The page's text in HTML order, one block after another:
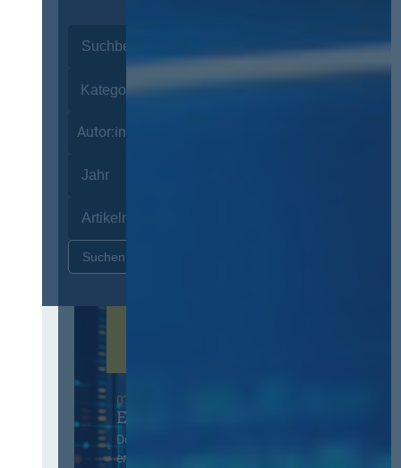
Autor:innen
07. Oktober 2026 in Berlin
EVB-IT Thementag
Der Thementag für die
ergänzenden